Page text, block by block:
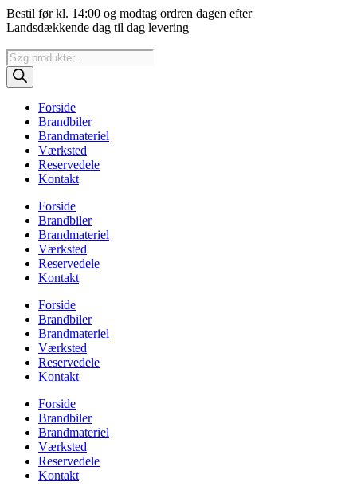
Videre
til
Bestil før kl. 14:00 og modtag ordren dagen efter
Landsdækkende dag til dag levering
Products
search
Forside
Brandbiler
Brandmateriel
Værksted
Reservedele
Kontakt
Forside
Brandbiler
Brandmateriel
Værksted
Reservedele
Kontakt
Forside
Brandbiler
Brandmateriel
Værksted
Reservedele
Kontakt
Forside
Brandbiler
Brandmateriel
Værksted
Reservedele
Kontakt